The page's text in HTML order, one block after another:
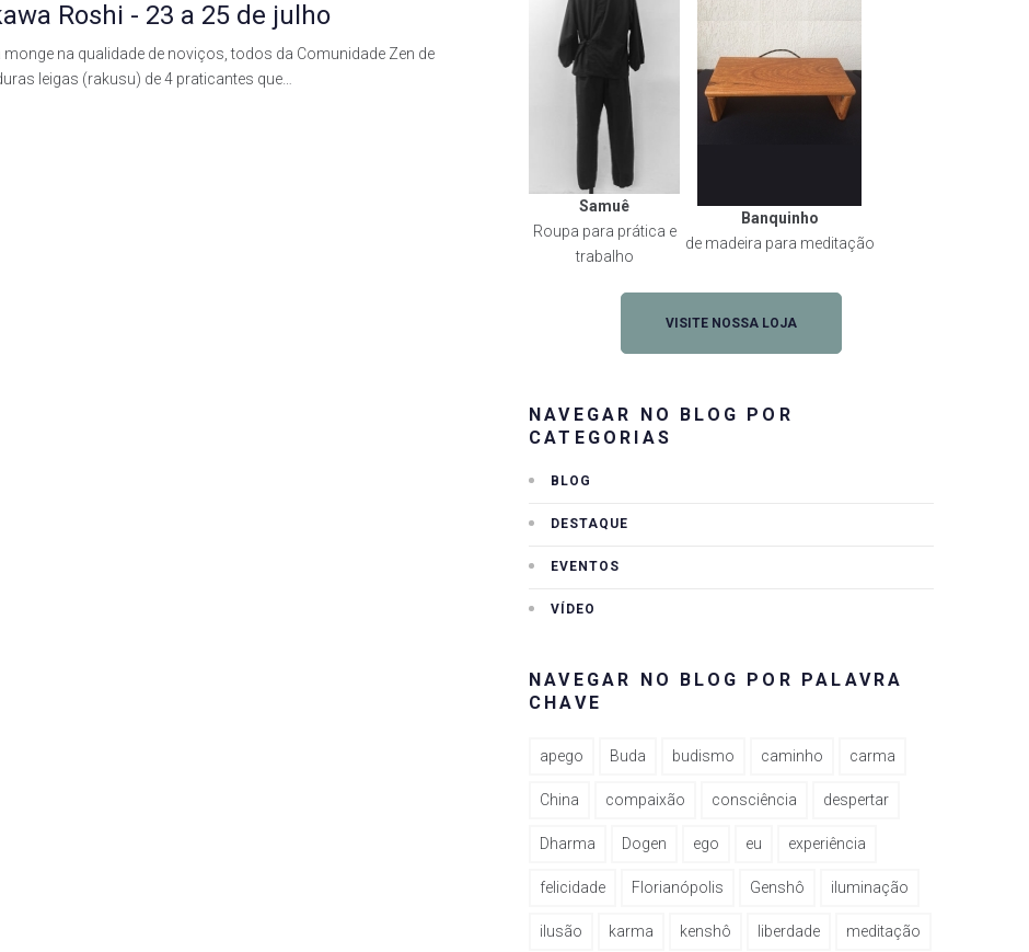
Roshi - 23 a 25 de julho
na qualidade de noviços, todos da Comunidade Zen de
leigas (rakusu) de 4 praticantes que…
Samuê
Roupa para prática e
trabalho
Banquinho
de madeira para meditação
VISITE NOSSA LOJA
NAVEGAR NO BLOG POR
CATEGORIAS
BLOG
DESTAQUE
EVENTOS
VÍDEO
NAVEGAR NO BLOG POR PALAVRA
CHAVE
apego Buda budismo caminho carma
China compaixão consciência despertar
Dharma Dogen ego eu experiência
felicidade Florianópolis Genshô iluminação
ilusão karma kenshô liberdade meditação